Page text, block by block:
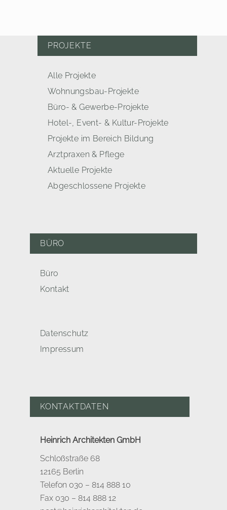
PROJEKTE
Alle Projekte
Wohnungsbau-Projekte
Büro- & Gewerbe-Projekte
Hotel-, Event- & Kultur-Projekte
Projekte im Bereich Bildung
Arztpraxen & Pflege
Aktuelle Projekte
Abgeschlossene Projekte
BÜRO
Büro
Kontakt
Datenschutz
Impressum
KONTAKTDATEN
Heinrich Architekten GmbH
Schloßstraße 68
12165 Berlin
Telefon 030 – 814 888 10
Fax 030 – 814 888 12